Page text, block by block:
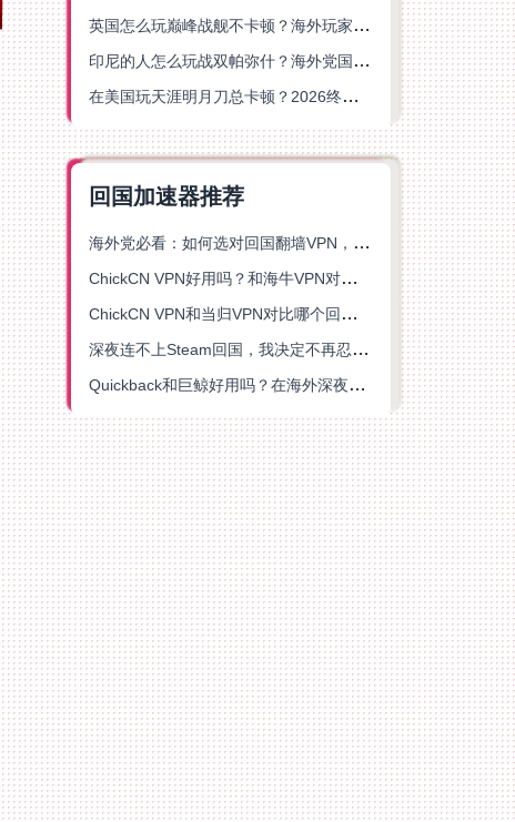
英国怎么玩巅峰战舰不卡顿？海外玩家国服游戏加速器终极指南
印尼的人怎么玩战双帕弥什？海外党国服游戏加速避坑指南
在美国玩天涯明月刀总卡顿？2026终极指南：选对加速器让你丝滑连招
回国加速器推荐
海外党必看：如何选对回国翻墙VPN，无缝解锁国内资源？
ChickCN VPN好用吗？和海牛VPN对比哪个回国效果更好？
ChickCN VPN和当归VPN对比哪个回国效果更好？海外党亲测后选了它
深夜连不上Steam回国，我决定不再忍受这数字鸿沟
Quickback和巨鲸好用吗？在海外深夜想刷B站、追爱奇艺的你，或许正需要这份答案